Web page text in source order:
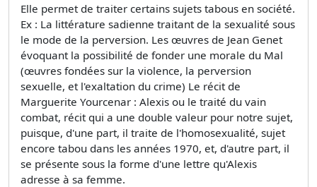
Elle permet de traiter certains sujets tabous en société.
Ex : La littérature sadienne traitant de la sexualité sous
le mode de la perversion. Les œuvres de Jean Genet
évoquant la possibilité de fonder une morale du Mal
(œuvres fondées sur la violence, la perversion
sexuelle, et l'exaltation du crime) Le récit de
Marguerite Yourcenar : Alexis ou le traité du vain
combat, récit qui a une double valeur pour notre sujet,
puisque, d'une part, il traite de l'homosexualité, sujet
encore tabou dans les années 1970, et, d'autre part, il
se présente sous la forme d'une lettre qu'Alexis
adresse à sa femme.